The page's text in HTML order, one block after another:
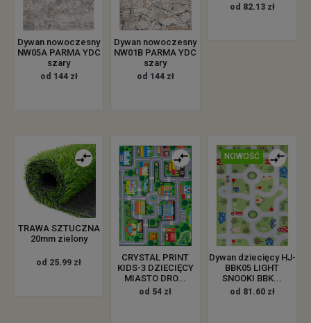
Dywan nowoczesny
NW05A PARMA YDC
szary
od 144 zł
Dywan nowoczesny
NW01B PARMA YDC
szary
od 144 zł
od 82.13 zł
TRAWA SZTUCZNA
20mm zielony
od 25.99 zł
CRYSTAL PRINT
KIDS-3 DZIECIĘCY
MIASTO DRO...
od 54 zł
NOWOŚĆ
Dywan dziecięcy HJ-
BBK05 LIGHT
SNOOKI BBK...
od 81.60 zł